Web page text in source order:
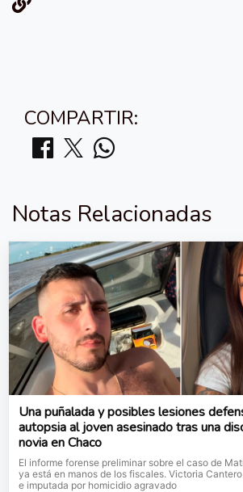
COMPARTIR:
Notas Relacionadas
Una puñalada y posibles lesiones
autopsia al joven asesinado tras una
novia en Chaco
El informe forense preliminar sobre el caso de
ya está en manos de los fiscales. Victoria
e imputada por homicidio agravado